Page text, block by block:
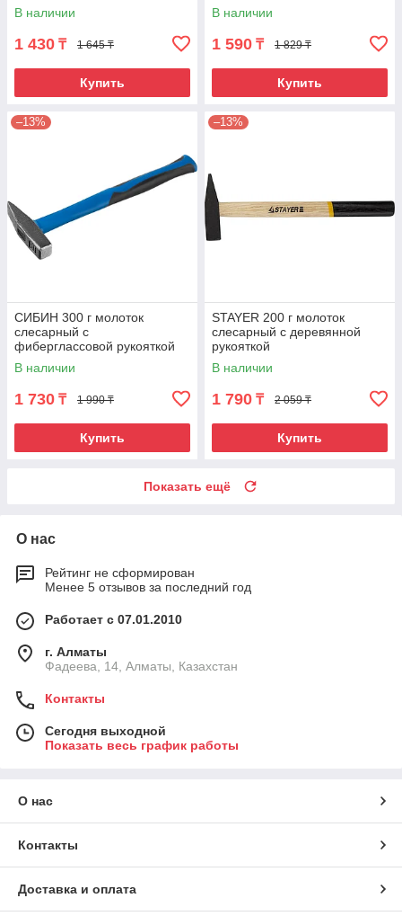
В наличии
1 430 ₸ 1 645 ₸
Купить
В наличии
1 590 ₸ 1 829 ₸
Купить
–13%
СИБИН 300 г молоток
слесарный с
фиберглассовой рукояткой
В наличии
1 730 ₸ 1 990 ₸
Купить
–13%
STAYER 200 г молоток
слесарный с деревянной
рукояткой
В наличии
1 790 ₸ 2 059 ₸
Купить
Показать ещё
О нас
Рейтинг не сформирован
Менее 5 отзывов за последний год
Работает с 07.01.2010
г. Алматы
Фадеева, 14, Алматы, Казахстан
Контакты
Сегодня выходной
Показать весь график работы
О нас
Контакты
Доставка и оплата